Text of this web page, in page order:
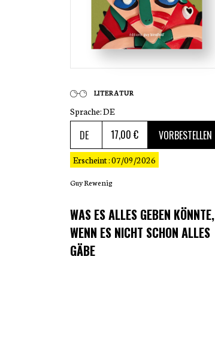
LITERATUR
Sprache:DE
17,00 € VORBESTELLEN
Erscheint : 07/09/2026
Guy Rewenig
WAS ES ALLES GEBEN KÖNNTE,
WENN ES NICHT SCHON ALLES
GÄBE